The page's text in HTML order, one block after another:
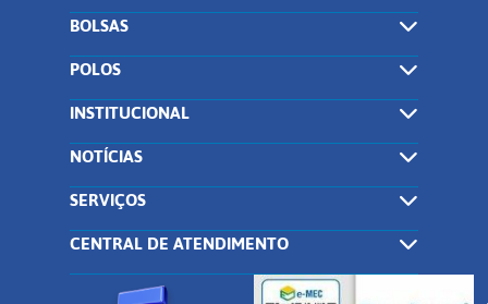
BOLSAS
POLOS
INSTITUCIONAL
NOTÍCIAS
SERVIÇOS
CENTRAL DE ATENDIMENTO